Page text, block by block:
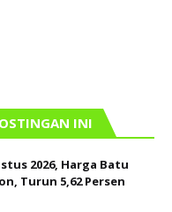
INI
2026, Harga Batu
Turun 5,62 Persen